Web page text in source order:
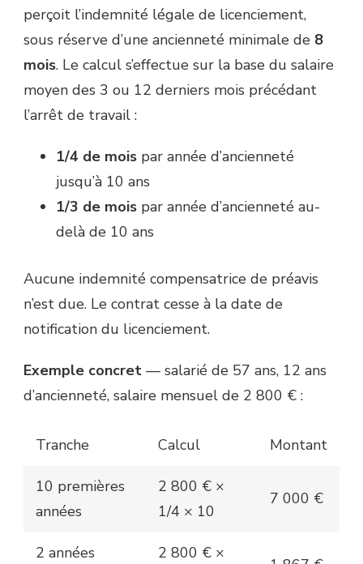
perçoit l’indemnité légale de licenciement,
sous réserve d’une ancienneté minimale de 8
mois. Le calcul s’effectue sur la base du salaire
moyen des 3 ou 12 derniers mois précédant
l’arrêt de travail :
1/4 de mois par année d’ancienneté
jusqu’à 10 ans
1/3 de mois par année d’ancienneté au-
delà de 10 ans
Aucune indemnité compensatrice de préavis
n’est due. Le contrat cesse à la date de
notification du licenciement.
Exemple concret — salarié de 57 ans, 12 ans
d’ancienneté, salaire mensuel de 2 800 € :
Tranche Calcul Montant
10 premières
années
2 800 € ×
1/4 × 10
7 000 €
2 années
2 800 € ×